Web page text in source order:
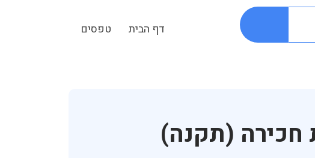
דף הבית טפסים
חכירה (תקנה)